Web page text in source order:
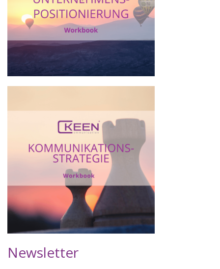
Newsletter